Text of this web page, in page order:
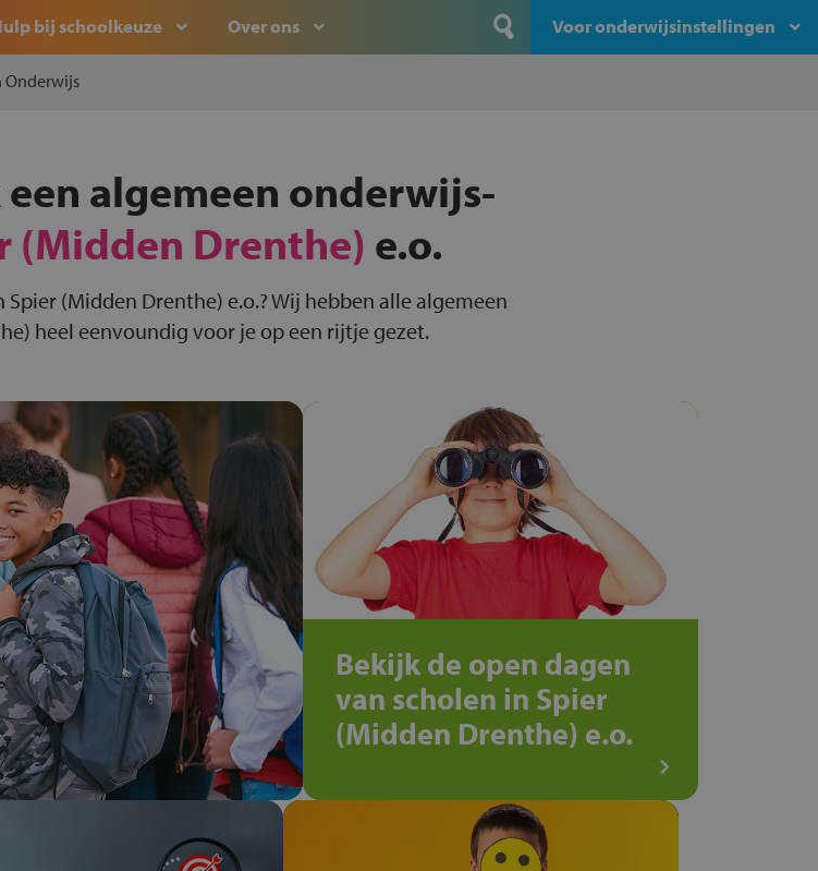
bij schoolkeuze Over ons Voor onderwijsinstellingen
Onderwijs
algemeen onderwijs-
(Midden Drenthe) e.o.
(Midden Drenthe) e.o.? Wij hebben alle algemeen
heel eenvoundig voor je op een rijtje gezet.
Bekijk de open dagen
van scholen in Spier
(Midden Drenthe) e.o.